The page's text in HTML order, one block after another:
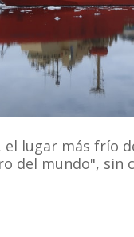
lugar más frío
del mundo", sin